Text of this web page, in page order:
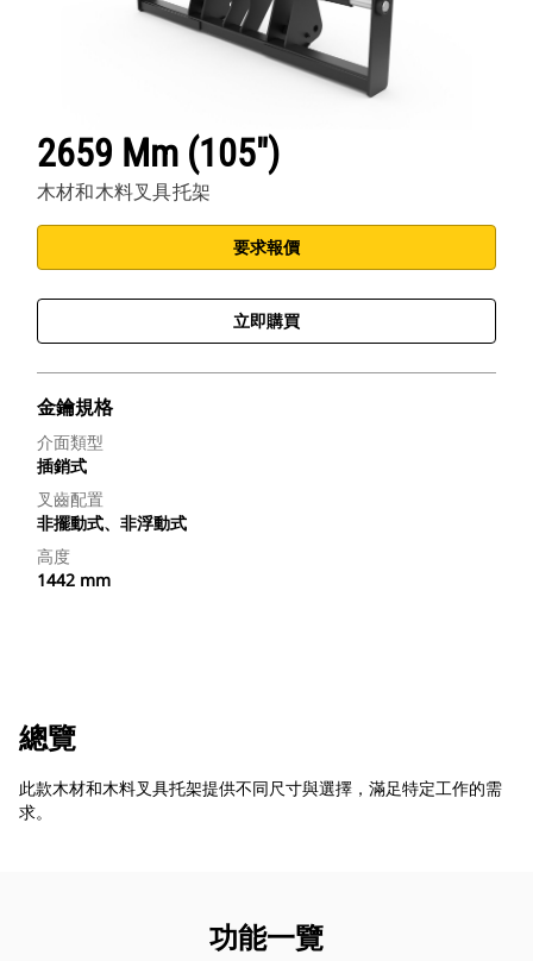
2659 Mm (105")
木材和木料叉具托架
要求報價
立即購買
金鑰規格
介面類型
插銷式
叉齒配置
非擺動式、非浮動式
高度
1442 mm
總覽
此款木材和木料叉具托架提供不同尺寸與選擇，滿足特定工作的需
求。
功能一覽